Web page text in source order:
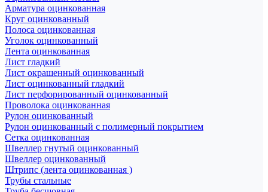
Арматура оцинкованная
Круг оцинкованный
Полоса оцинкованная
Уголок оцинкованный
Лента оцинкованная
Лист гладкий
Лист окрашенный оцинкованный
Лист оцинкованный гладкий
Лист перфорированный оцинкованный
Проволока оцинкованная
Рулон оцинкованный
Рулон оцинкованный с полимерный покрытием
Сетка оцинкованная
Швеллер гнутый оцинкованный
Швеллер оцинкованный
Штрипс (лента оцинкованная )
Трубы стальные